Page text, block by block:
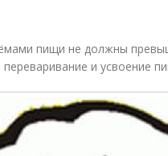
пищи не должны
и усвоение